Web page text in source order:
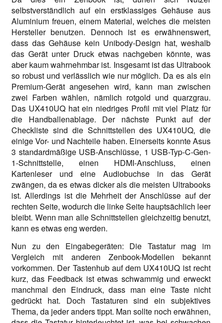
selbstverständlich auf ein erstklassiges Gehäuse aus
Aluminium freuen, einem Material, welches die meisten
Hersteller benutzen. Dennoch ist es erwähnenswert,
dass das Gehäuse kein Unibody-Design hat, weshalb
das Gerät unter Druck etwas nachgeben könnte, was
aber kaum wahrnehmbar ist. Insgesamt ist das Ultrabook
so robust und verlässlich wie nur möglich. Da es als ein
Premium-Gerät angesehen wird, kann man zwischen
zwei Farben wählen, nämlich rotgold und quarzgrau.
Das UX410UQ hat ein niedriges Profil mit viel Platz für
die Handballenablage. Der nächste Punkt auf der
Checkliste sind die Schnittstellen des UX410UQ, die
einige Vor- und Nachteile haben. Einerseits konnte Asus
3 standardmäßige USB-Anschlüsse, 1 USB-Typ-C-Gen-
1-Schnittstelle, einen HDMI-Anschluss, einen
Kartenleser und eine Audiobuchse in das Gerät
zwängen, da es etwas dicker als die meisten Ultrabooks
ist. Allerdings ist die Mehrheit der Anschlüsse auf der
rechten Seite, wodurch die linke Seite hauptsächlich leer
bleibt. Wenn man alle Schnittstellen gleichzeitig benutzt,
kann es etwas eng werden.
Nun zu den Eingabegeräten: Die Tastatur mag im
Vergleich mit anderen Zenbook-Modellen bekannt
vorkommen. Der Tastenhub auf dem UX410UQ ist recht
kurz, das Feedback ist etwas schwammig und erweckt
manchmal den Eindruck, dass man eine Taste nicht
gedrückt hat. Doch Tastaturen sind ein subjektives
Thema, da jeder anders tippt. Man sollte noch erwähnen,